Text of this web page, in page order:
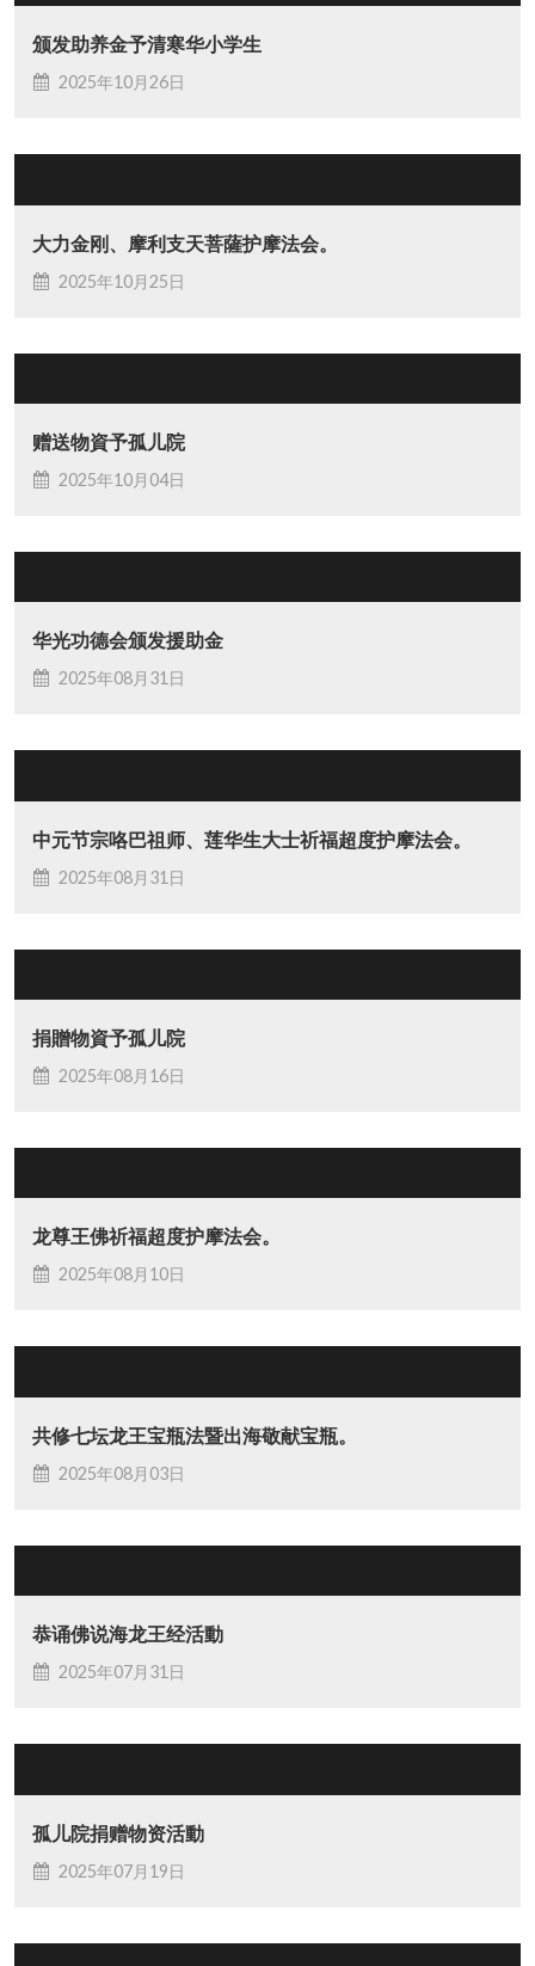
颁发助养金予清寒华小学生
2025年10月26日
大力金刚、摩利支天菩薩护摩法会。
2025年10月25日
赠送物資予孤儿院
2025年10月04日
华光功德会颁发援助金
2025年08月31日
中元节宗咯巴祖师、莲华生大士祈福超度护摩法会。
2025年08月31日
捐贈物資予孤儿院
2025年08月16日
龙尊王佛祈福超度护摩法会。
2025年08月10日
共修七坛龙王宝瓶法暨出海敬献宝瓶。
2025年08月03日
恭诵佛说海龙王经活動
2025年07月31日
孤儿院捐赠物资活動
2025年07月19日